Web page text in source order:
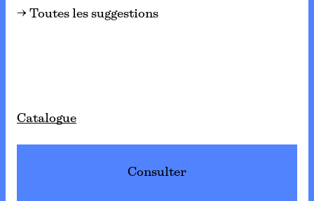
→ Toutes les suggestions
Catalogue
Consulter